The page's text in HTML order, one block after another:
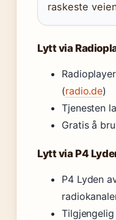
raskeste
Lytt via
(radio.de)
Tjenesten
Gratis å
Lytt via P4
P4 Lyden